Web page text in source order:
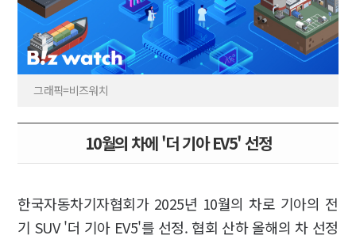
그래픽=비즈워치
10월의 차에 '더 기아 EV5' 선정
한국자동차기자협회가 2025년 10월의 차로 기아의 전
기 SUV '더 기아 EV5'를 선정. 협회 산하 올해의 차 선정